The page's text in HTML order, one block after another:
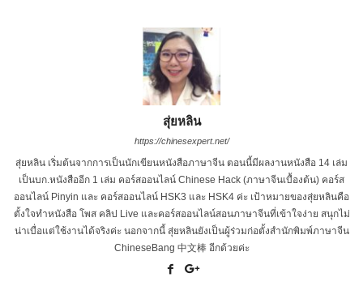
สุ่ยหลิน
https://chinesexpert.net/
สุ่ยหลิน เริ่มต้นจากการเป็นนักเขียนหนังสือภาษาจีน ตอนนี้มีผลงานหนังสือ 14 เล่ม
เป็นบก.หนังสืออีก 1 เล่ม คอร์สออนไลน์ Chinese Hack (ภาษาจีนเบื้องต้น) คอร์ส
ออนไลน์ Pinyin และ คอร์สออนไลน์ HSK3 และ HSK4 ค่ะ เป้าหมายของสุ่ยหลินคือ
ตั้งใจทำหนังสือ โพส คลิป Live และคอร์สออนไลน์สอนภาษาจีนที่เข้าใจง่าย สนุกไม่
น่าเบื่อแต่ใช้งานได้จริงค่ะ นอกจากนี้ สุ่ยหลินยังเป็นผู้ร่วมก่อตั้งสำนักพิมพ์ภาษาจีน
ChineseBang 中文棒 อีกด้วยค่ะ